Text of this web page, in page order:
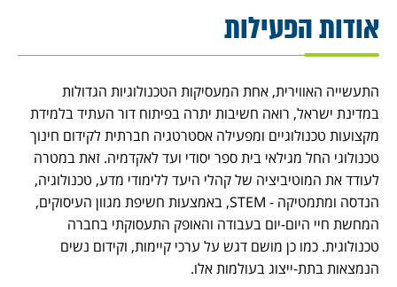
אודות הפעילות
התעשייה האווירית, אחת המעסיקות הטכנולוגיות הגדולות
במדינת ישראל, רואה חשיבות יתרה בפיתוח דור העתיד בלמידת
מקצועות טכנולוגיים ומפעילה אסטרטגיה חברתית לקידום חינוך
טכנולוגי החל מגילאי בית ספר יסודי ועד לאקדמיה. זאת במטרה
לעודד את המוטיביציה של קהלי היעד ללימודי מדע, טכנולוגיה,
הנדסה ומתמטיקה - STEM, באמצעות חשיפת מגוון העיסוקים,
המחשת חיי היום-יום בעבודה והאופק התעסוקתי בחברה
טכנולוגית. כמו כן מושם דגש על ערכי קיימות, וקידום נשים
הנמצאות בתת-ייצוג בעולמות אלו.